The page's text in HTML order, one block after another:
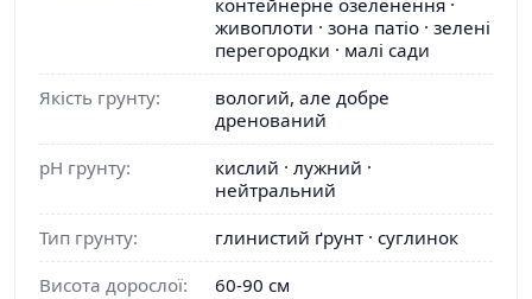
контейнерне озеленення ·
живоплоти · зона патіо · зелені
перегородки · малі сади
Якість грунту:
вологий, але добре
дренований
pH грунту:
кислий · лужний ·
нейтральний
Тип грунту:
глинистий ґрунт · суглинок
Висота дорослої:
60-90 см